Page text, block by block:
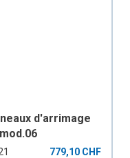
d'arrimage
coulissantes
779,10 CHF